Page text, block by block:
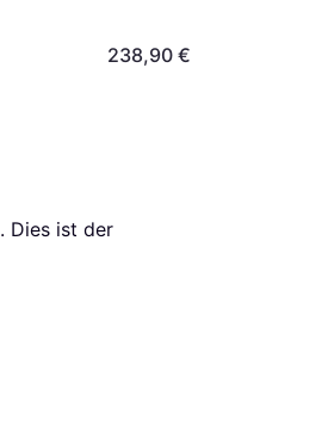
238,90 €
. Dies ist der